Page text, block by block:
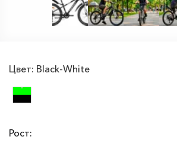
Цвет: Black-White
Рост: